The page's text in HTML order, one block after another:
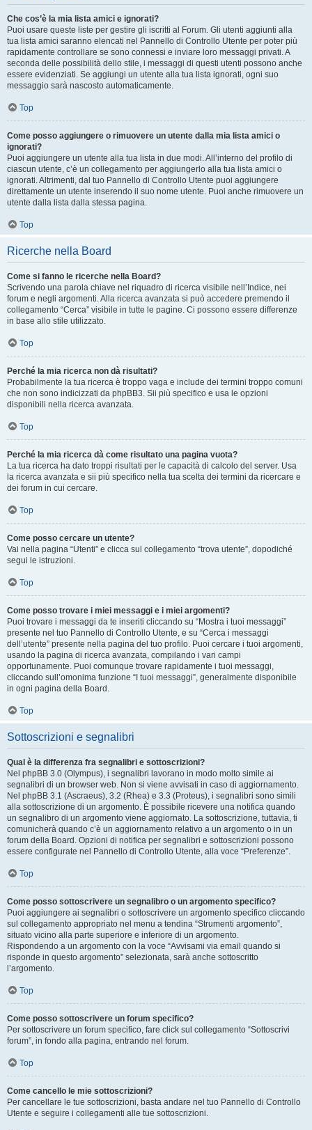
Che cos’è la mia lista amici e ignorati?
Puoi usare queste liste per gestire gli iscritti al Forum. Gli utenti aggiunti alla
tua lista amici saranno elencati nel Pannello di Controllo Utente per poter più
rapidamente controllare se sono connessi e inviare loro messaggi privati. A
seconda delle possibilità dello stile, i messaggi di questi utenti possono anche
essere evidenziati. Se aggiungi un utente alla tua lista ignorati, ogni suo
messaggio sarà nascosto automaticamente.
Top
Come posso aggiungere o rimuovere un utente dalla mia lista amici o
ignorati?
Puoi aggiungere un utente alla tua lista in due modi. All’interno del profilo di
ciascun utente, c’è un collegamento per aggiungerlo alla tua lista amici o
ignorati. Altrimenti, dal tuo Pannello di Controllo Utente puoi aggiungere
direttamente un utente inserendo il suo nome utente. Puoi anche rimuovere un
utente dalla lista dalla stessa pagina.
Top
Ricerche nella Board
Come si fanno le ricerche nella Board?
Scrivendo una parola chiave nel riquadro di ricerca visibile nell’Indice, nei
forum e negli argomenti. Alla ricerca avanzata si può accedere premendo il
collegamento “Cerca” visibile in tutte le pagine. Ci possono essere differenze
in base allo stile utilizzato.
Top
Perché la mia ricerca non dà risultati?
Probabilmente la tua ricerca è troppo vaga e include dei termini troppo comuni
che non sono indicizzati da phpBB3. Sii più specifico e usa le opzioni
disponibili nella ricerca avanzata.
Top
Perché la mia ricerca dà come risultato una pagina vuota?
La tua ricerca ha dato troppi risultati per le capacità di calcolo del server. Usa
la ricerca avanzata e sii più specifico nella tua scelta dei termini da ricercare e
dei forum in cui cercare.
Top
Come posso cercare un utente?
Vai nella pagina “Utenti” e clicca sul collegamento “trova utente”, dopodiché
segui le istruzioni.
Top
Come posso trovare i miei messaggi e i miei argomenti?
Puoi trovare i messaggi da te inseriti cliccando su “Mostra i tuoi messaggi”
presente nel tuo Pannello di Controllo Utente, e su “Cerca i messaggi
dell’utente” presente nella pagina del tuo profilo. Puoi cercare i tuoi argomenti,
usando la pagina di ricerca avanzata, compilando i vari campi
opportunamente. Puoi comunque trovare rapidamente i tuoi messaggi,
cliccando sull’omonima funzione “I tuoi messaggi”, generalmente disponibile
in ogni pagina della Board.
Top
Sottoscrizioni e segnalibri
Qual è la differenza fra segnalibri e sottoscrizioni?
Nel phpBB 3.0 (Olympus), i segnalibri lavorano in modo molto simile ai
segnalibri di un browser web. Non si viene avvisati in caso di aggiornamento.
Nel phpBB 3.1 (Ascraeus), 3.2 (Rhea) e 3.3 (Proteus), i segnalibri sono simili
alla sottoscrizione di un argomento. È possibile ricevere una notifica quando
un segnalibro di un argomento viene aggiornato. La sottoscrizione, tuttavia, ti
comunicherà quando c’è un aggiornamento relativo a un argomento o in un
forum della Board. Opzioni di notifica per segnalibri e sottoscrizioni possono
essere configurate nel Pannello di Controllo Utente, alla voce “Preferenze”.
Top
Come posso sottoscrivere un segnalibro o un argomento specifico?
Puoi aggiungere ai segnalibri o sottoscrivere un argomento specifico cliccando
sul collegamento appropriato nel menu a tendina “Strumenti argomento”,
situato vicino alla parte superiore e inferiore di un argomento.
Rispondendo a un argomento con la voce “Avvisami via email quando si
risponde in questo argomento” selezionata, sarà anche sottoscritto
l’argomento.
Top
Come posso sottoscrivere un forum specifico?
Per sottoscrivere un forum specifico, fare click sul collegamento “Sottoscrivi
forum”, in fondo alla pagina, entrando nel forum.
Top
Come cancello le mie sottoscrizioni?
Per cancellare le tue sottoscrizioni, basta andare nel tuo Pannello di Controllo
Utente e seguire i collegamenti alle tue sottoscrizioni.